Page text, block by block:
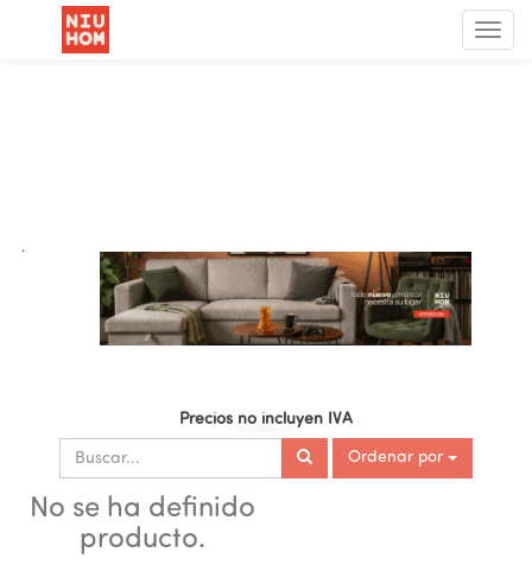
Menú
de
.
Precios no incluyen IVA
Ordenar por
No se ha definido
producto.